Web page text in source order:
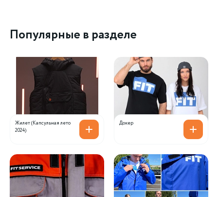
Популярные в разделе
Жилет (Капсульная лето
2024)
Докер